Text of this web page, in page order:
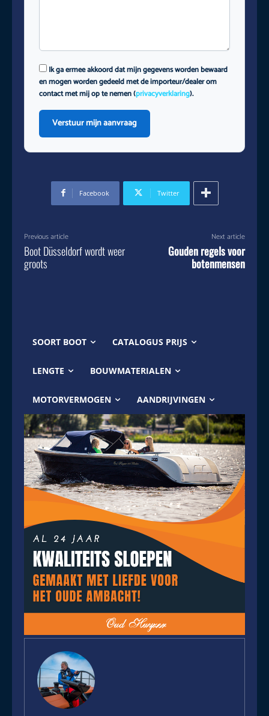
Ik ga ermee akkoord dat mijn gegevens worden bewaard
en mogen worden gedeeld met de importeur/dealer om
contact met mij op te nemen (privacyverklaring).
Verstuur mijn aanvraag
Facebook Twitter
Previous article
Boot Düsseldorf wordt weer
groots
Next article
Gouden regels voor
botenmensen
SOORT BOOT CATALOGUS PRIJS
LENGTE BOUWMATERIALEN
MOTORVERMOGEN AANDRIJVINGEN